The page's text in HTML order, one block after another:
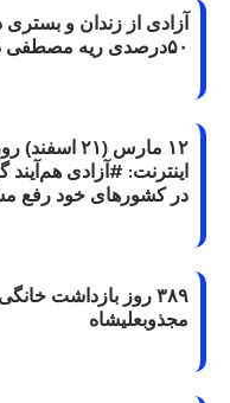
آزادی از زندان و بستری
۵۰درصدی ریه مصطفی دانشجو
۱۲ مارس (۲۱
در کشورهای خود رفع
۳۸۹ روز بازداشت
مجذوبعلیشاه